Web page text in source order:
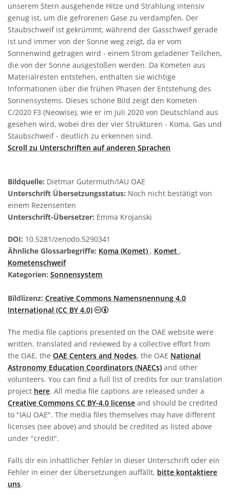
unserem Stern ausgehende Hitze und Strahlung intensiv
genug ist, um die gefrorenen Gase zu verdampfen. Der
Staubschweif ist gekrümmt, während der Gasschweif gerade
ist und immer von der Sonne weg zeigt, da er vom
Sonnenwind getragen wird - einem Strom geladener Teilchen,
die von der Sonne ausgestoßen werden. Da Kometen aus
Materialresten entstehen, enthalten sie wichtige
Informationen über die frühen Phasen der Entstehung des
Sonnensystems. Dieses schöne Bild zeigt den Kometen
C/2020 F3 (Neowise), wie er im Juli 2020 von Deutschland aus
gesehen wird, wobei drei der vier Strukturen - Koma, Gas und
Staubschweif - deutlich zu erkennen sind.
Scroll zu Unterschriften auf anderen Sprachen
Bildquelle: Dietmar Gutermuth/IAU OAE
Unterschrift Übersetzungsstatus: Noch nicht bestätigt von
einem Rezensenten
Unterschrift-Übersetzer: Emma Krojanski
DOI: 10.5281/zenodo.5290341
Ähnliche Glossarbegriffe: Koma (Komet) , Komet ,
Kometenschweif
Kategorien: Sonnensystem
Bildlizenz: Creative Commons Namensnennung 4.0
International (CC BY 4.0)
Creative Commons
The media file captions presented on the OAE website were
written, translated and reviewed by a collective effort from
the OAE, the OAE Centers and Nodes, the OAE National
Astronomy Education Coordinators (NAECs) and other
volunteers. You can find a full list of credits for our translation
project here. All media file captions are released under a
Creative Commons CC BY-4.0 license and should be credited
to "IAU OAE". The media files themselves may have different
licenses (see above) and should be credited as listed above
under "credit".
Falls dir ein inhaltlicher Fehler in dieser Unterschrift oder ein
Fehler in einer der Übersetzungen auffällt, bitte kontaktiere
uns.